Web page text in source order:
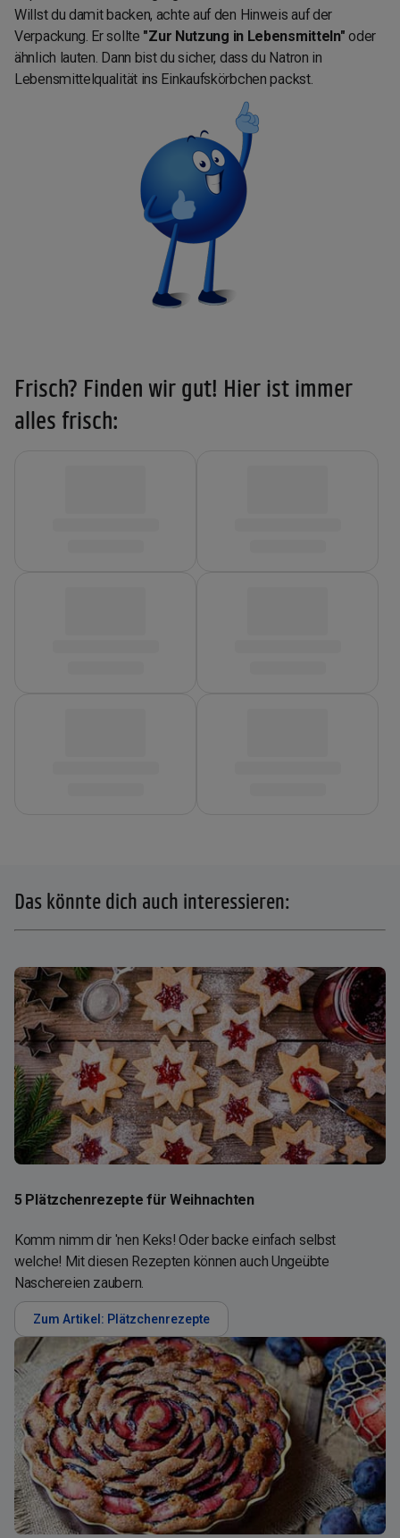
Willst du damit backen, achte auf den Hinweis auf der
Verpackung. Er sollte "Zur Nutzung in Lebensmitteln"oder
ähnlich lauten. Dann bist du sicher, dass du Natron in
Lebensmittelqualität ins Einkaufskörbchen packst.
Frisch? Finden wir gut! Hier ist immer
alles frisch:
Das könnte dich auch interessieren:
5 Plätzchenrezepte für Weihnachten
Komm nimm dir 'nen Keks! Oder backe einfach selbst
welche! Mit diesen Rezepten können auch Ungeübte
Naschereien zaubern.
Zum Artikel: Plätzchenrezepte